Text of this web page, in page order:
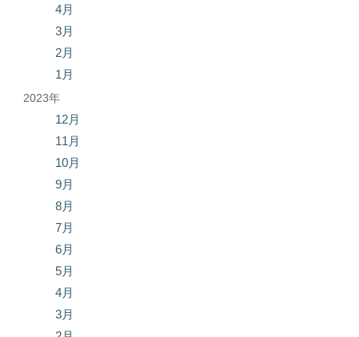
4月
3月
2月
1月
2023年
12月
11月
10月
9月
8月
7月
6月
5月
4月
3月